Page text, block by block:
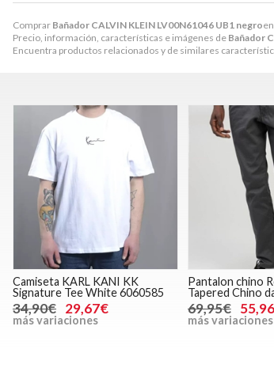
Comprar Bañador CALVIN KLEIN LV00N61046 UB1 negro
Precio, información, características e imágenes de Bañador
Encuentra productos relacionados y de similares
Camiseta KARL KANI KK
Signature Tee White 6060585
34,90€ 29,67€
más variaciones
Pantalon chino
Tapered Chino
69,95€
más variaciones